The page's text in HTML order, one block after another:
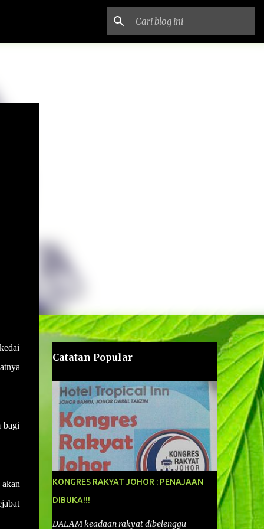
bagi
Catatan Popular
KONGRES RAKYAT JOHOR : PENAJAAN
DIBUKA!!!
DALAM keadaan rakyat dibelenggu